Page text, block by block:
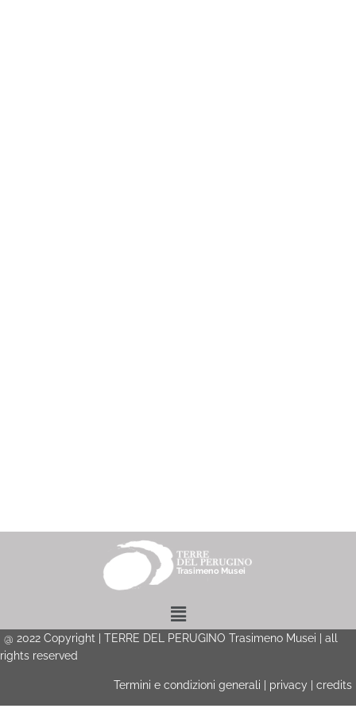
Menu
@ 2022 Copyright | TERRE DEL PERUGINO Trasimeno Musei | all
rights reserved
Termini e condizioni generali privacy credits